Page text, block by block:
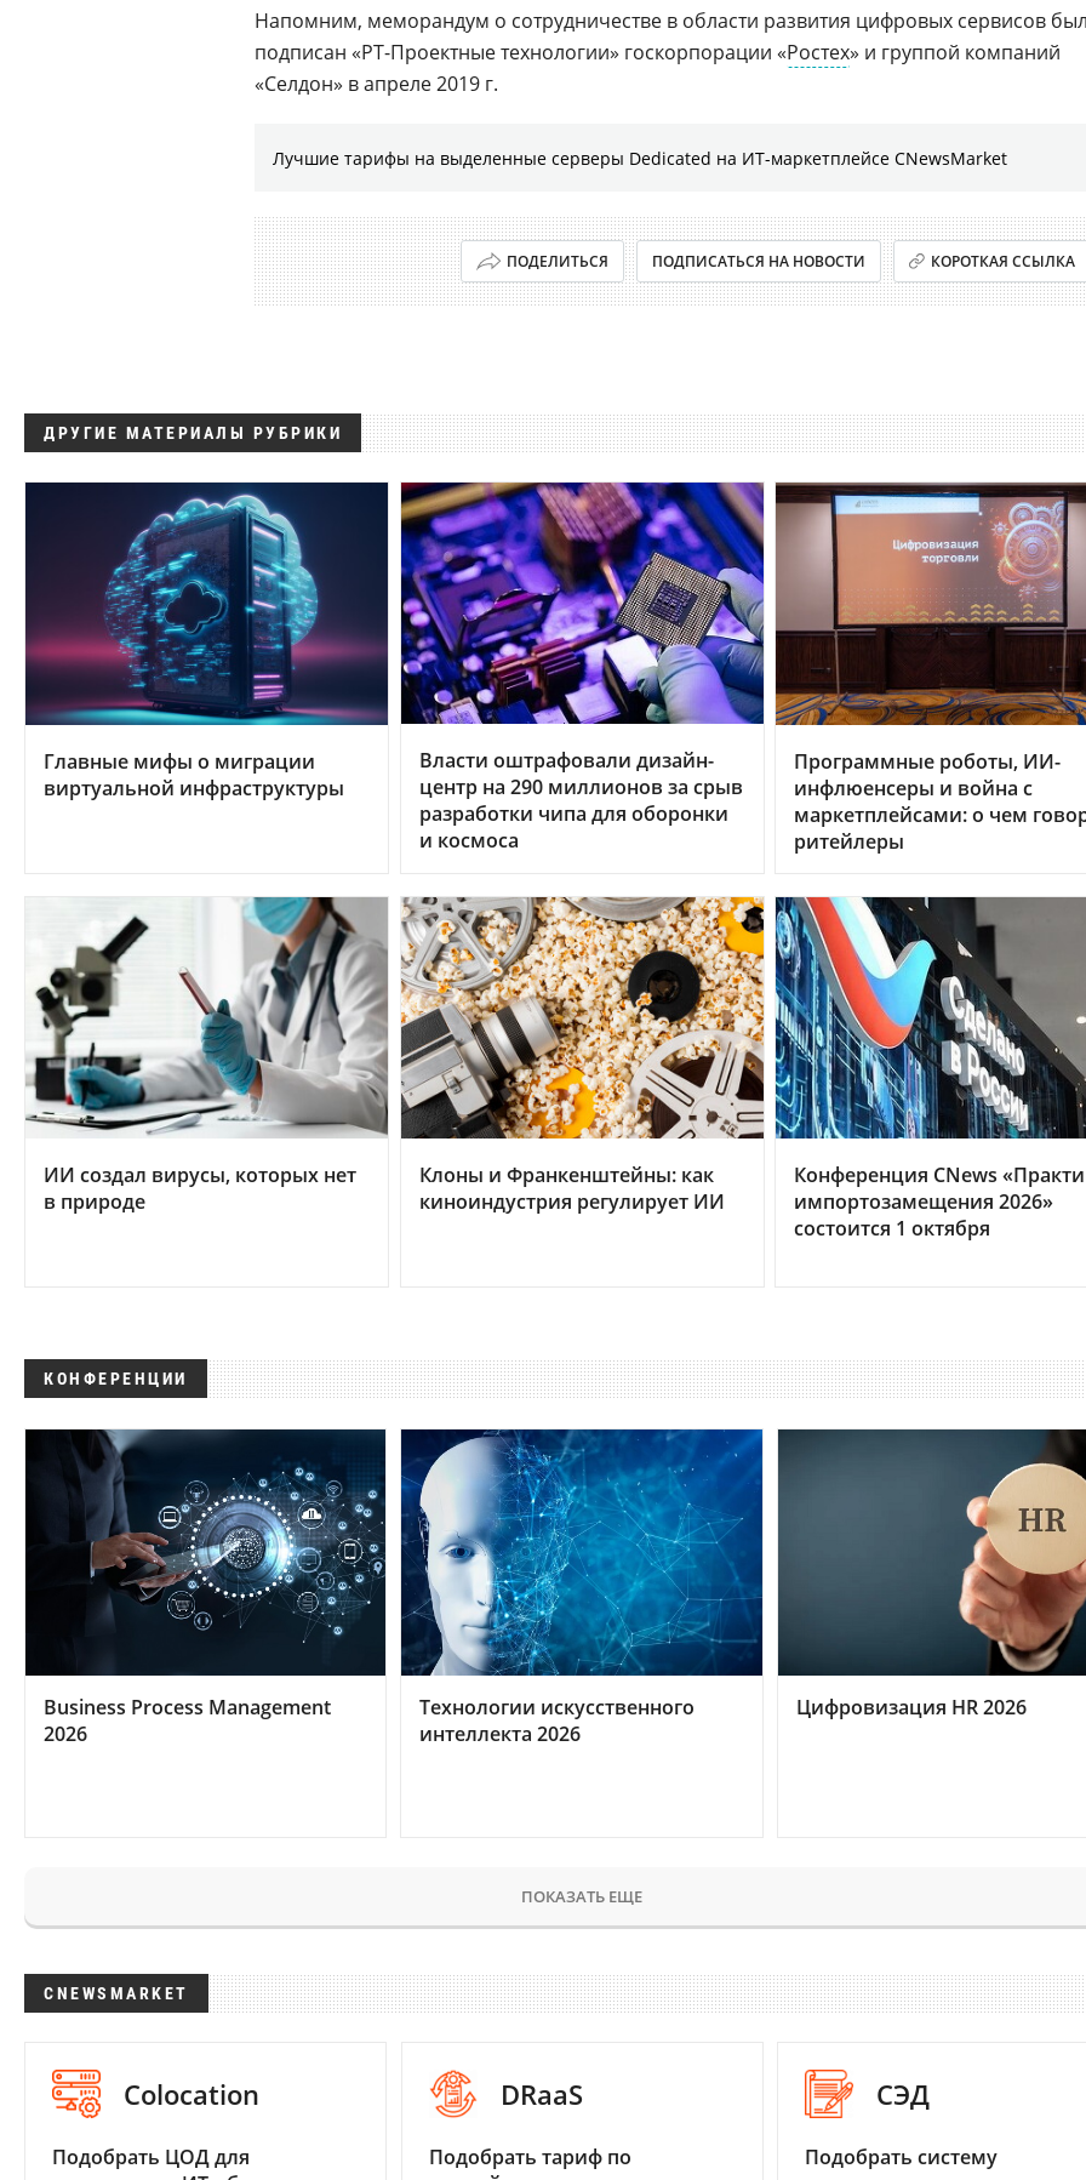
Напомним, меморандум о сотрудничестве в области развития цифровых сервисов
подписан «РТ-Проектные технологии» госкорпорации «Ростех» и группой компаний
«Селдон» в апреле 2019 г.
Лучшие тарифы на выделенные серверы Dedicated на ИТ-маркетплейсе CNewsMarket
ПОДЕЛИТЬСЯ ПОДПИСАТЬСЯ НА НОВОСТИ КОРОТКАЯ ССЫЛКА
ДРУГИЕ МАТЕРИАЛЫ РУБРИКИ
Главные мифы о миграции
виртуальной инфраструктуры
Власти оштрафовали дизайн-
центр на 290 миллионов за срыв
разработки чипа для оборонки
и космоса
Программные роботы, ИИ-
инфлюенсеры и война с
маркетплейсами: о чем
ритейлеры
ИИ создал вирусы, которых нет
в природе
Клоны и Франкенштейны: как
киноиндустрия регулирует ИИ
Конференция CNews
импортозамещения 2026»
состоится 1 октября
КОНФЕРЕНЦИИ
Business Process Management
2026
Технологии искусственного
интеллекта 2026
Цифровизация HR 2026
ПОКАЗАТЬ ЕЩЕ
CNEWSMARKET
Colocation
Подобрать ЦОД для
DRaaS
Подобрать тариф по
СЭД
Подобрать систему